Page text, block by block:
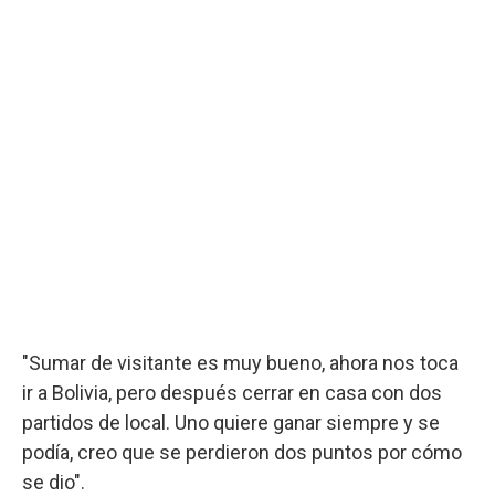
"Sumar de visitante es muy bueno, ahora nos toca
ir a Bolivia, pero después cerrar en casa con dos
partidos de local. Uno quiere ganar siempre y se
podía, creo que se perdieron dos puntos por cómo
se dio".